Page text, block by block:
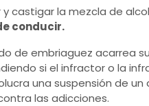
castigar la mezcla de
conducir.
de embriaguez acarrea
si el infractor o la
una suspensión de un
las adicciones.